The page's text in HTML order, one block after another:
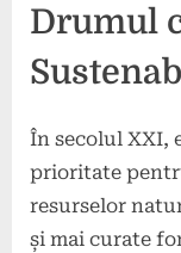
Drumul
În secolul XXI,
prioritate
resurselor
și mai curate